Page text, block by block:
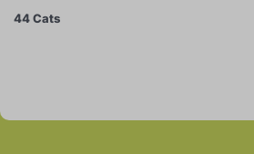
44 Cats